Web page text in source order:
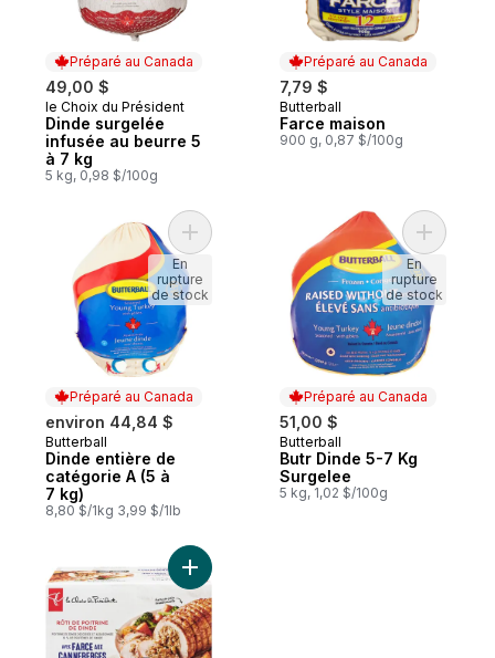
Préparé au Canada
49,00 $
Préparé au Canada
le Choix du Président
Dinde surgelée
infusée au beurre 5
à 7 kg
5 kg, 0,98 $/100g
Préparé au Canada
7,79 $
Préparé au Canada
Butterball
Farce maison
900 g, 0,87 $/100g
Préparé au Canada
environ 44,84 $
Préparé au Canada
Butterball
Dinde entière de
catégorie A (5 à
7 kg)
8,80 $/1kg 3,99 $/1lb
Ajouter Dinde entière de catégorie A (5
En
rupture
de stock
Préparé au Canada
51,00 $
Préparé au Canada
Butterball
Butr Dinde 5-7 Kg
Surgelee
5 kg, 1,02 $/100g
Ajouter
En
rupture
de stock
Ajouter Rôti de poitrine de dinde avec